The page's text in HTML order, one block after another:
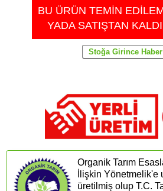
BU ÜRÜN TEMİN
YADA SATIŞTAN
Organik Tarım
İlişkin Yönetmelik'e
üretilmiş olup T.C.